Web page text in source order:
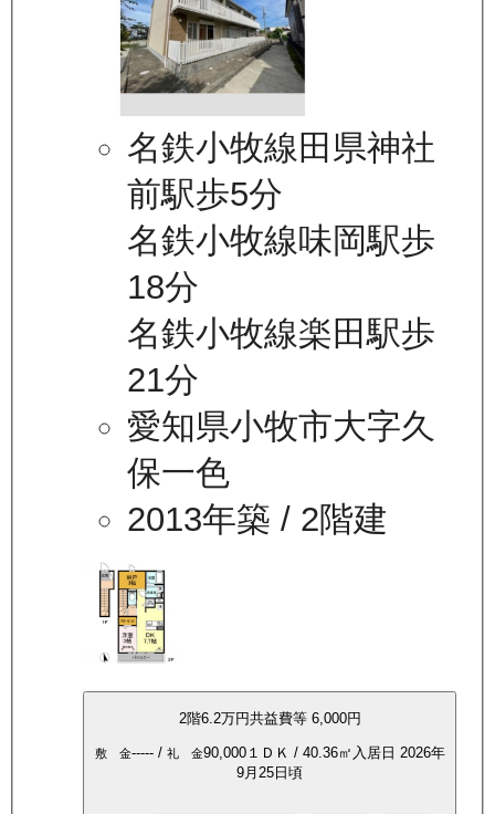
名鉄小牧線田県神社
前駅歩5分
名鉄小牧線味岡駅歩
18分
名鉄小牧線楽田駅歩
21分
愛知県小牧市大字久
保一色
2013年築 / 2階建
2階6.2万円共益費等 6,000円
敷 金-----/ 礼 金90,000１ＤＫ / 40.36㎡ 入居日 2026年
9月25日頃